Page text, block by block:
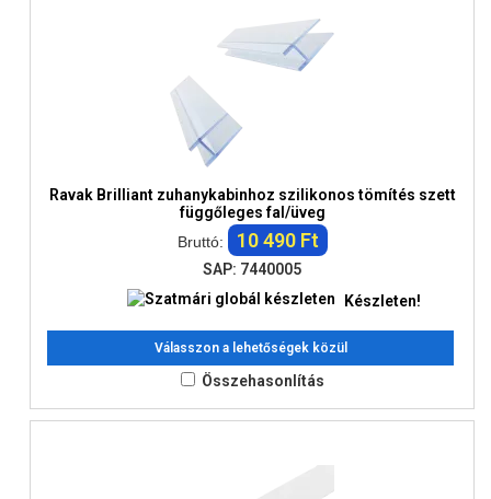
Ravak Brilliant zuhanykabinhoz szilikonos tömítés szett
függőleges fal/üveg
Bruttó:
10 490 Ft
SAP: 7440005
Készleten!
Válasszon a lehetőségek közül
Összehasonlítás